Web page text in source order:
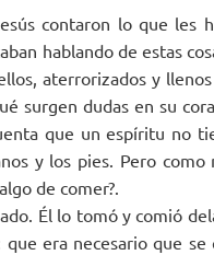
contaron lo que les
hablando de estas
aterrorizados y
surgen dudas en su
que un espíritu no
y los pies. Pero
de comer?.
Él lo tomó y comió
era necesario que